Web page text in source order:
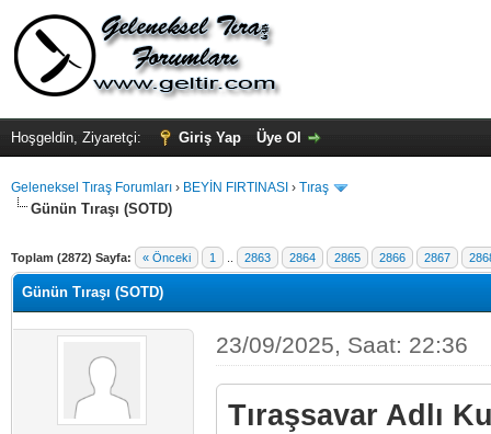
Hoşgeldin, Ziyaretçi: Giriş Yap Üye Ol
Geleneksel Tıraş Forumları › BEYİN FIRTINASI › Tıraş
Günün Tıraşı (SOTD)
Toplam (2872) Sayfa: « Önceki 1 2863 2864 2865 2866 2867
Günün Tıraşı (SOTD)
23/09/2025, Saat: 22:36
Tıraşsavar Adlı